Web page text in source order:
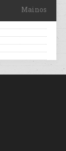
Mainos